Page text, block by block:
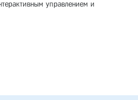
управлением и